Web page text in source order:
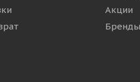
Акции
Бренды